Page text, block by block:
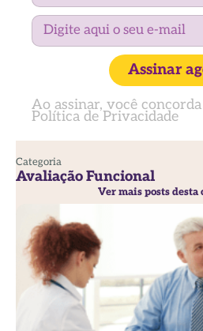
Assinar
Ao assinar, você
Política de Privacidade
Categoria
Avaliação Funcional
Ver mais posts desta